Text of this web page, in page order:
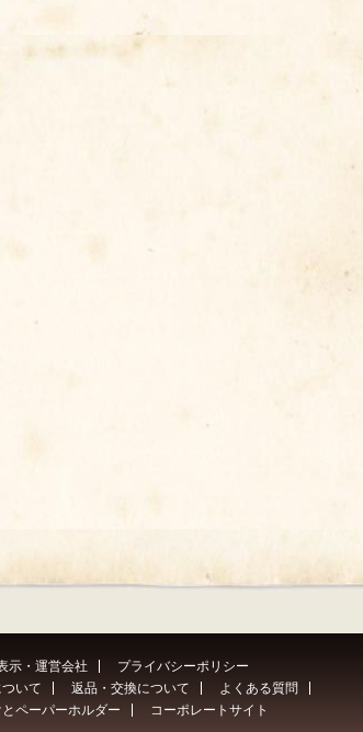
示・運営会社
プライバシーポリシー
いて 返品・交換について
よくある質問
ペーパーホルダー コーポレートサイト